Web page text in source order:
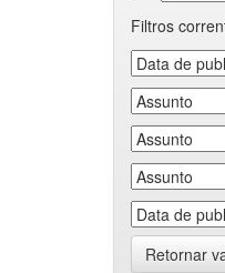
Filtros
Retornar